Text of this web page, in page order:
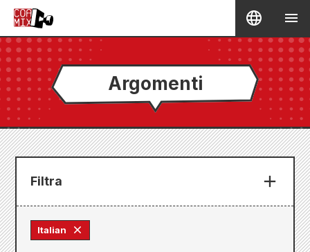
Argomenti
Filtra
Italian